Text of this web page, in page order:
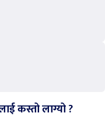
कस्तो लाग्यो ?